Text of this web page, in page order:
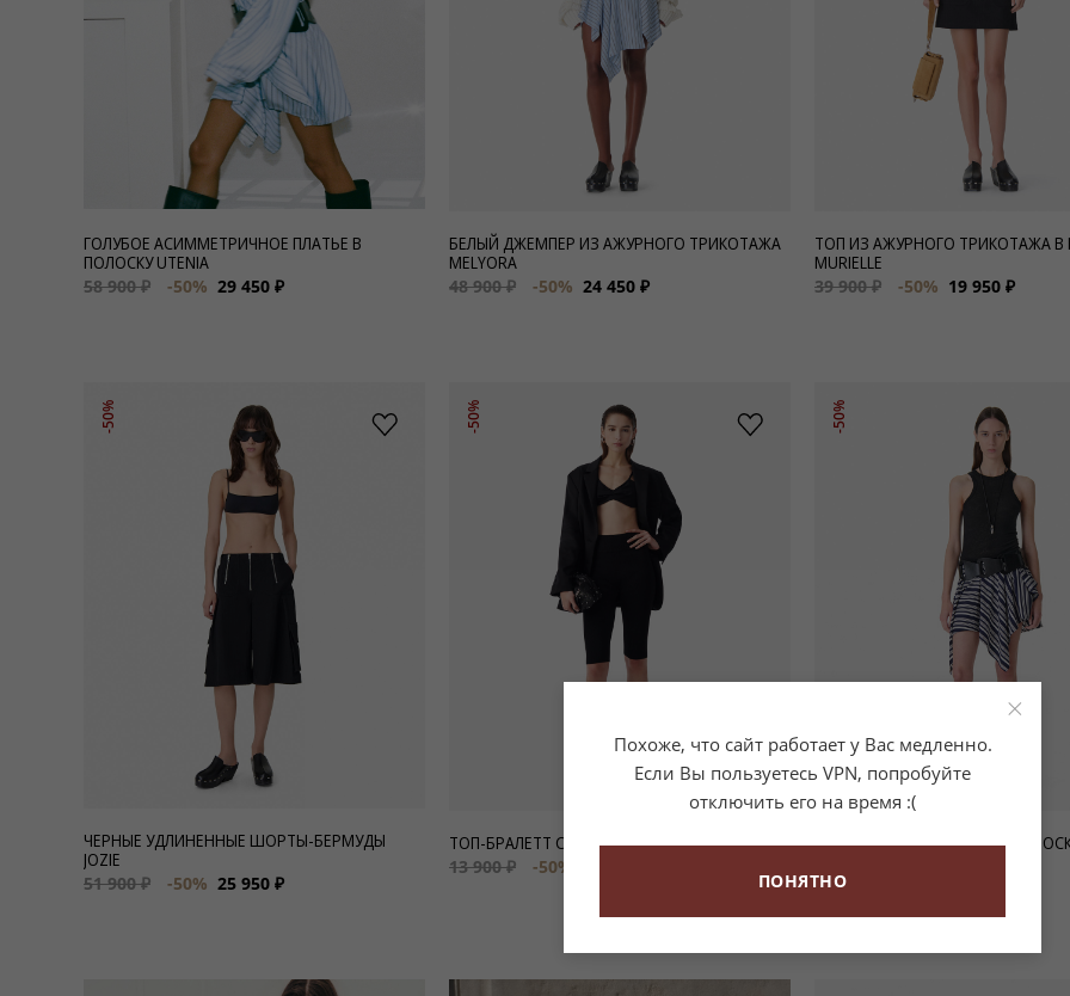
ГОЛУБОЕ АСИММЕТРИЧНОЕ ПЛАТЬЕ В
ПОЛОСКУ UTENIA
58 900 ₽
-50% 29 450 ₽
БЕЛЫЙ ДЖЕМПЕР ИЗ АЖУРНОГО ТРИКОТАЖА
MELYORA
48 900 ₽
-50% 24 450 ₽
ТОП ИЗ АЖУРНОГО ТРИКОТАЖА В
MURIELLE
39 900 ₽
-50% 19 950 ₽
-50%
ЧЕРНЫЕ УДЛИНЕННЫЕ ШОРТЫ-БЕРМУДЫ
JOZIE
51 900 ₽
-50% 25 950 ₽
-50%
ТОП-БРАЛЕТТ С ПЛИССИРОВКОЙ MIU
13 900 ₽
-50%
-50%
АСИММЕТРИЧНАЯ ЮБКА В
×
Похоже, что сайт работает у Вас медленно.
Если Вы пользуетесь VPN, попробуйте
отключить его на время :(
ПОНЯТНО